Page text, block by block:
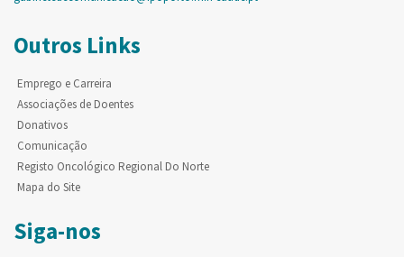
Outros Links
Emprego e Carreira
Associações de Doentes
Donativos
Comunicação
Registo Oncológico Regional Do Norte
Mapa do Site
Siga-nos